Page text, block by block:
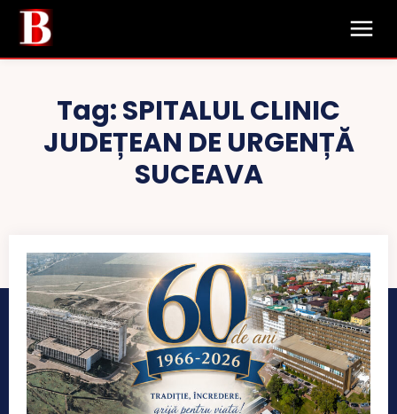
Tag:SPITALUL CLINIC
JUDEȚEAN DE URGENȚĂ
SUCEAVA